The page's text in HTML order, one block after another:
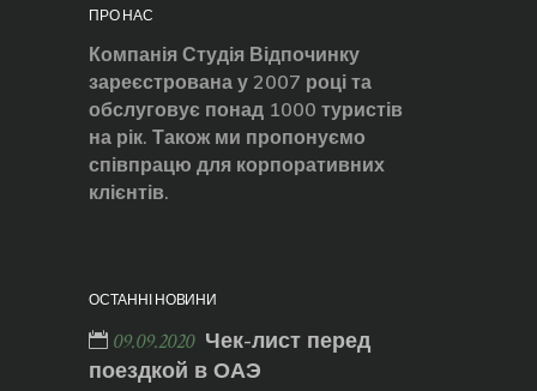
ПРО НАС
Компанія Студія Відпочинку
зареєстрована у 2007 році та
обслуговує понад 1000 туристів
на рік. Також ми пропонуємо
співпрацю для корпоративних
клієнтів.
ОСТАННІ НОВИНИ
09.09.2020 Чек-лист перед
поездкой в ОАЭ